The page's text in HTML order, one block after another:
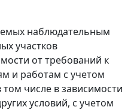
наблюдательным
участков
от требований к
и работам с учетом
числе в зависимости
условий, с учетом